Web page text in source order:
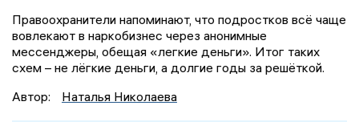
Правоохранители напоминают, что подростков всё чаще
вовлекают в наркобизнес через анонимные
мессенджеры, обещая «легкие деньги». Итог таких
схем – не лёгкие деньги, а долгие годы за решёткой.
Автор:
Наталья Николаева